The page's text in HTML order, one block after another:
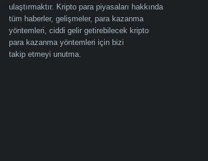
ulaştırmaktır. Kripto para piyasaları hakkında
tüm haberler, gelişmeler, para kazanma
yöntemleri, ciddi gelir getirebilecek kripto
para kazanma yöntemleri için bizi
takip etmeyi unutma.